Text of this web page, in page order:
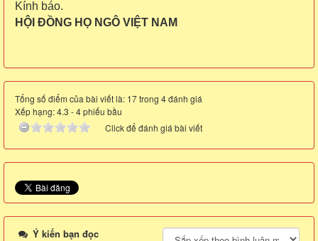
Kính báo.
HỘI ĐỒNG HỌ NGÔ VIỆT NAM
Tổng số điểm của bài viết là: 17 trong 4 đánh giá
Xếp hạng:4.3 -4phiếu bầu
Click để đánh giá bài viết
Ý kiến bạn đọc